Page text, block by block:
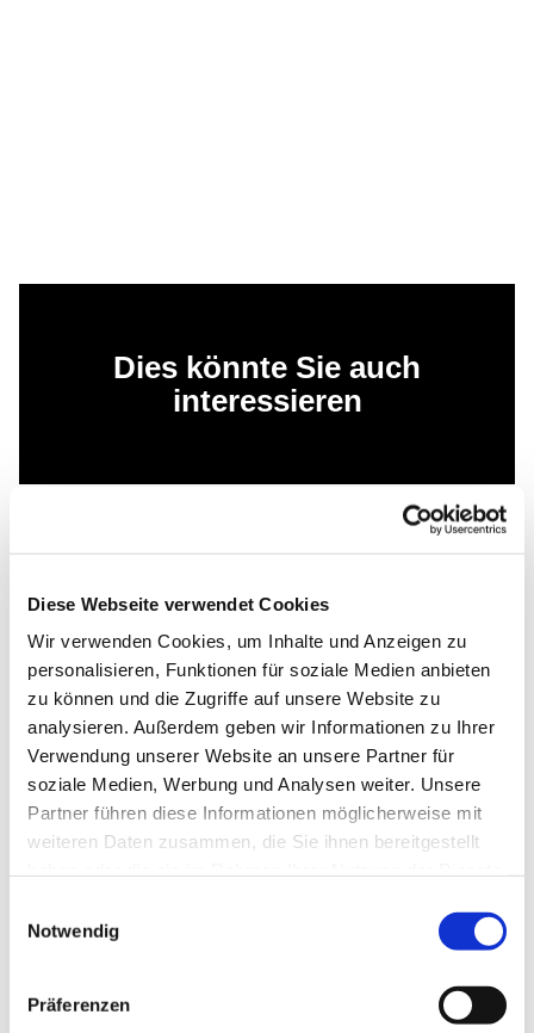
Diese Webseite verwendet Cookies
Wir verwenden Cookies, um Inhalte und Anzeigen zu
personalisieren, Funktionen für soziale Medien anbieten
zu können und die Zugriffe auf unsere Website zu
analysieren. Außerdem geben wir Informationen zu Ihrer
Verwendung unserer Website an unsere Partner für
soziale Medien, Werbung und Analysen weiter. Unsere
Partner führen diese Informationen möglicherweise mit
weiteren Daten zusammen, die Sie ihnen bereitgestellt
Notwendig
Präferenzen
Dies könnte Sie auch
interessieren